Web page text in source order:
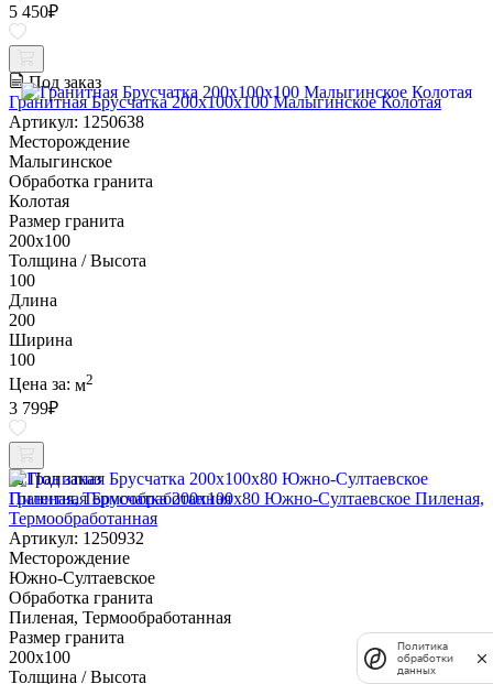
5 450₽
Под заказ
Гранитная Брусчатка 200х100x100 Малыгинское Колотая
Артикул: 1250638
Месторождение
Малыгинское
Обработка гранита
Колотая
Размер гранита
200х100
Толщина / Высота
100
Длина
200
Ширина
100
Цена за: м2
3 799₽
Под заказ
Гранитная Брусчатка 200х100x80 Южно-Султаевское Пиленая,
Термообработанная
Артикул: 1250932
Месторождение
Южно-Султаевское
Обработка гранита
Пиленая, Термообработанная
Размер гранита
200х100
Толщина / Высота
Политика
обработки
данных